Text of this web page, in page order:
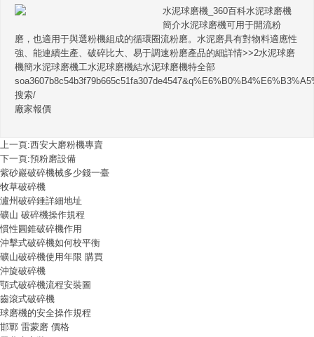
水泥球磨機_360百科水泥球磨機
簡介水泥球磨機可用于開流粉
磨，也適用于與選粉機組成的循環圈流粉磨。水泥磨具有對物料適應性
強、能連續生產、破碎比大、易于調速粉磨產品的細詳情>>2水泥球磨
機簡水泥球磨機工水泥球磨機結水泥球磨機特全部
搜索/
廠家報價
上一頁:西安大磨粉機專賣
下一頁:預粉磨設備
紫砂巖破碎機械多少錢一臺
牧草破碎機
瀘州破碎錘詳細地址
礦山 破碎機操作規程
慣性圓錐破碎機作用
沖擊式破碎機如何校平衡
礦山破碎機使用年限 購買
沖旋破碎機
顎式破碎機流程安裝圖
齒滾式破碎機
球磨機的安全操作規程
邯鄲 雷蒙磨 價格